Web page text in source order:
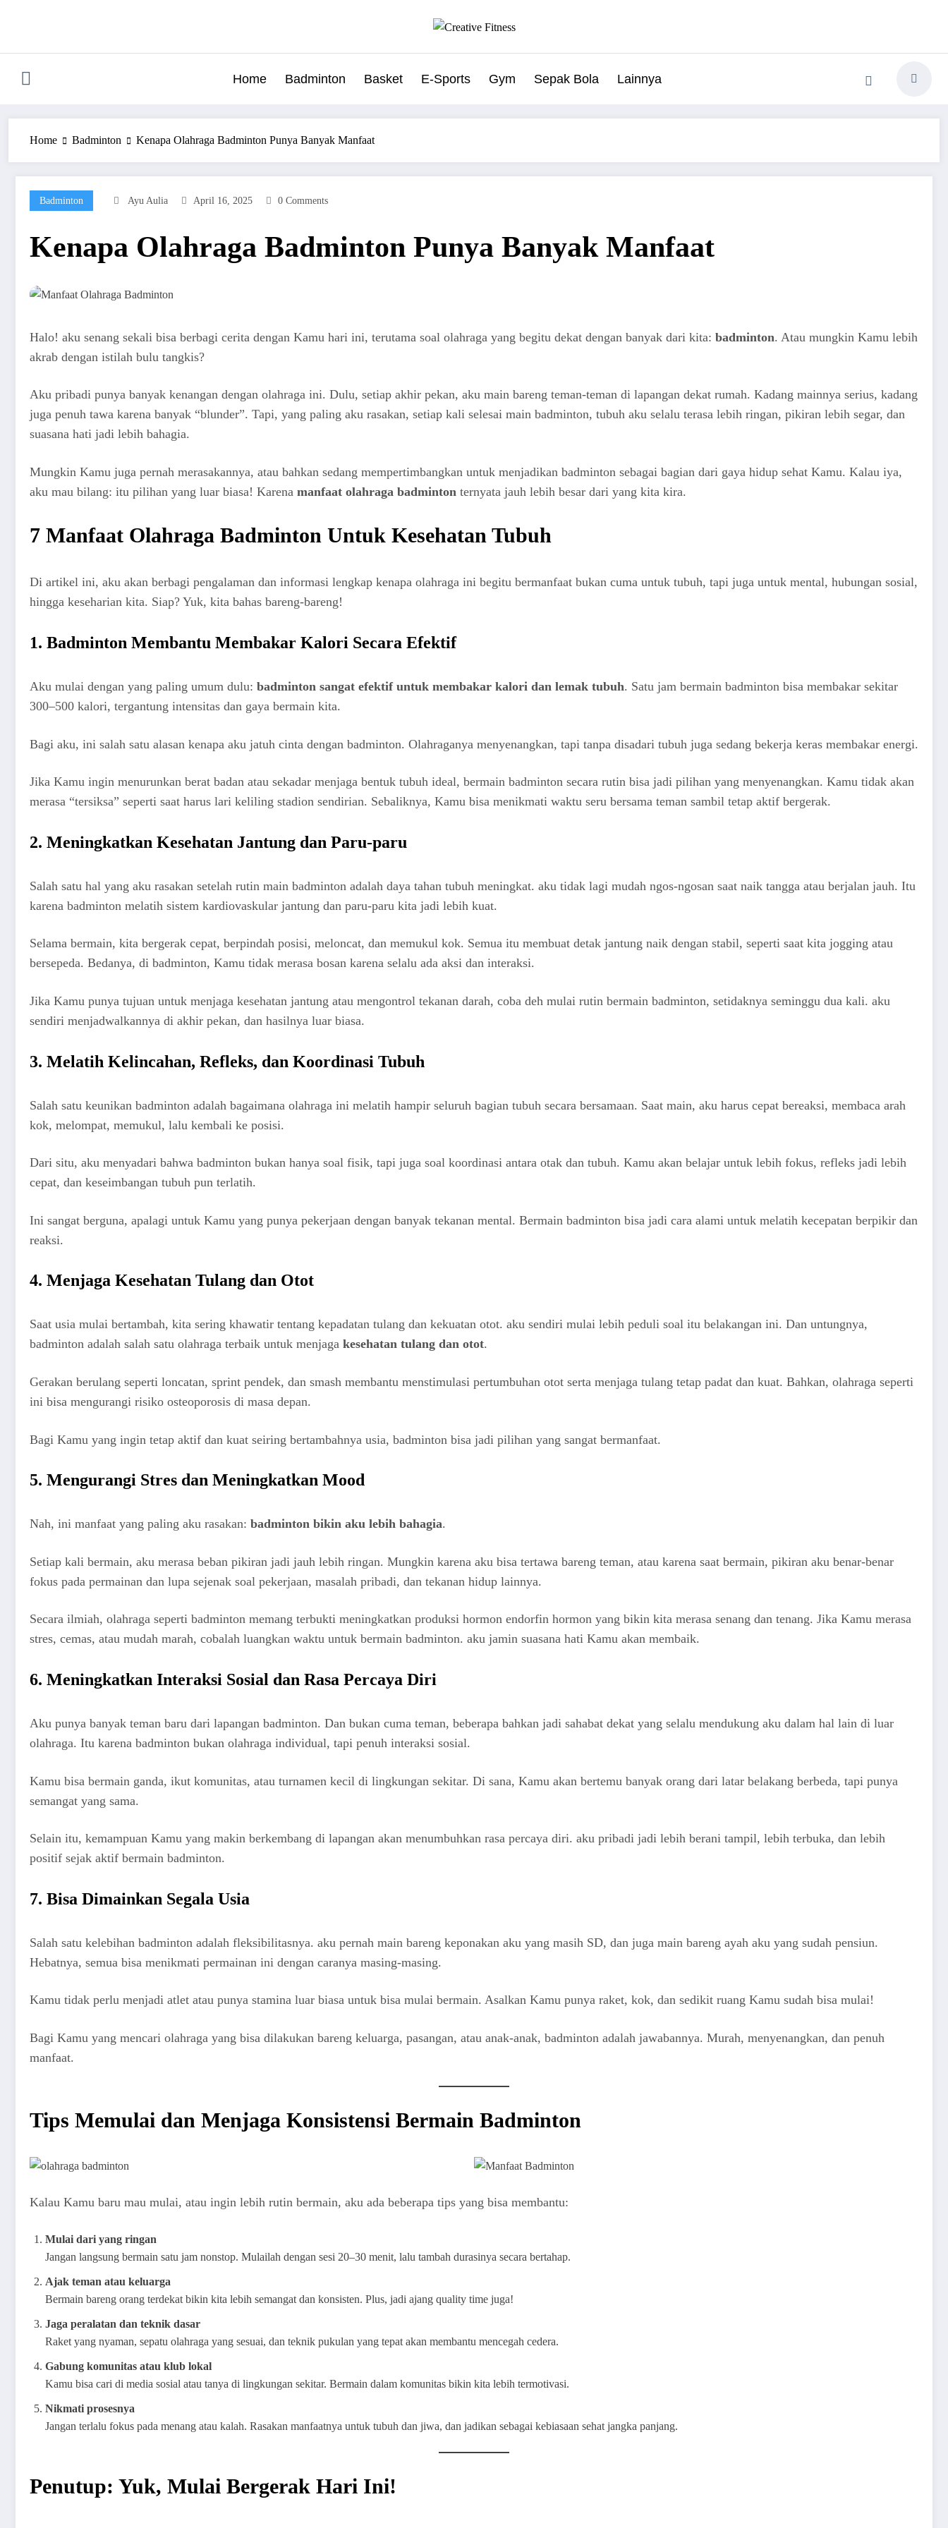
Home Badminton Basket E-Sports Gym Sepak Bola Lainnya
Home Badminton Kenapa Olahraga Badminton Punya Banyak Manfaat
Badminton Ayu Aulia April 16, 2025 0 Comments
Kenapa Olahraga Badminton Punya Banyak Manfaat
Halo! aku senang sekali bisa berbagi cerita dengan Kamu hari ini, terutama soal olahraga yang begitu dekat dengan banyak dari kita: badminton. Atau mungkin Kamu lebih
akrab dengan istilah bulu tangkis?
Aku pribadi punya banyak kenangan dengan olahraga ini. Dulu, setiap akhir pekan, aku main bareng teman-teman di lapangan dekat rumah. Kadang mainnya serius, kadang
juga penuh tawa karena banyak “blunder”. Tapi, yang paling aku rasakan, setiap kali selesai main badminton, tubuh aku selalu terasa lebih ringan, pikiran lebih segar, dan
suasana hati jadi lebih bahagia.
Mungkin Kamu juga pernah merasakannya, atau bahkan sedang mempertimbangkan untuk menjadikan badminton sebagai bagian dari gaya hidup sehat Kamu. Kalau iya,
aku mau bilang: itu pilihan yang luar biasa! Karena manfaat olahraga badminton ternyata jauh lebih besar dari yang kita kira.
7 Manfaat Olahraga Badminton Untuk Kesehatan Tubuh
Di artikel ini, aku akan berbagi pengalaman dan informasi lengkap kenapa olahraga ini begitu bermanfaat bukan cuma untuk tubuh, tapi juga untuk mental, hubungan sosial,
hingga keseharian kita. Siap? Yuk, kita bahas bareng-bareng!
1. Badminton Membantu Membakar Kalori Secara Efektif
Aku mulai dengan yang paling umum dulu: badminton sangat efektif untuk membakar kalori dan lemak tubuh. Satu jam bermain badminton bisa membakar sekitar
300–500 kalori, tergantung intensitas dan gaya bermain kita.
Bagi aku, ini salah satu alasan kenapa aku jatuh cinta dengan badminton. Olahraganya menyenangkan, tapi tanpa disadari tubuh juga sedang bekerja keras membakar energi.
Jika Kamu ingin menurunkan berat badan atau sekadar menjaga bentuk tubuh ideal, bermain badminton secara rutin bisa jadi pilihan yang menyenangkan. Kamu tidak akan
merasa “tersiksa” seperti saat harus lari keliling stadion sendirian. Sebaliknya, Kamu bisa menikmati waktu seru bersama teman sambil tetap aktif bergerak.
2. Meningkatkan Kesehatan Jantung dan Paru-paru
Salah satu hal yang aku rasakan setelah rutin main badminton adalah daya tahan tubuh meningkat. aku tidak lagi mudah ngos-ngosan saat naik tangga atau berjalan jauh. Itu
karena badminton melatih sistem kardiovaskular jantung dan paru-paru kita jadi lebih kuat.
Selama bermain, kita bergerak cepat, berpindah posisi, meloncat, dan memukul kok. Semua itu membuat detak jantung naik dengan stabil, seperti saat kita jogging atau
bersepeda. Bedanya, di badminton, Kamu tidak merasa bosan karena selalu ada aksi dan interaksi.
Jika Kamu punya tujuan untuk menjaga kesehatan jantung atau mengontrol tekanan darah, coba deh mulai rutin bermain badminton, setidaknya seminggu dua kali. aku
sendiri menjadwalkannya di akhir pekan, dan hasilnya luar biasa.
3. Melatih Kelincahan, Refleks, dan Koordinasi Tubuh
Salah satu keunikan badminton adalah bagaimana olahraga ini melatih hampir seluruh bagian tubuh secara bersamaan. Saat main, aku harus cepat bereaksi, membaca arah
kok, melompat, memukul, lalu kembali ke posisi.
Dari situ, aku menyadari bahwa badminton bukan hanya soal fisik, tapi juga soal koordinasi antara otak dan tubuh. Kamu akan belajar untuk lebih fokus, refleks jadi lebih
cepat, dan keseimbangan tubuh pun terlatih.
Ini sangat berguna, apalagi untuk Kamu yang punya pekerjaan dengan banyak tekanan mental. Bermain badminton bisa jadi cara alami untuk melatih kecepatan berpikir dan
reaksi.
4. Menjaga Kesehatan Tulang dan Otot
Saat usia mulai bertambah, kita sering khawatir tentang kepadatan tulang dan kekuatan otot. aku sendiri mulai lebih peduli soal itu belakangan ini. Dan untungnya,
badminton adalah salah satu olahraga terbaik untuk menjaga kesehatan tulang dan otot.
Gerakan berulang seperti loncatan, sprint pendek, dan smash membantu menstimulasi pertumbuhan otot serta menjaga tulang tetap padat dan kuat. Bahkan, olahraga seperti
ini bisa mengurangi risiko osteoporosis di masa depan.
Bagi Kamu yang ingin tetap aktif dan kuat seiring bertambahnya usia, badminton bisa jadi pilihan yang sangat bermanfaat.
5. Mengurangi Stres dan Meningkatkan Mood
Nah, ini manfaat yang paling aku rasakan: badminton bikin aku lebih bahagia.
Setiap kali bermain, aku merasa beban pikiran jadi jauh lebih ringan. Mungkin karena aku bisa tertawa bareng teman, atau karena saat bermain, pikiran aku benar-benar
fokus pada permainan dan lupa sejenak soal pekerjaan, masalah pribadi, dan tekanan hidup lainnya.
Secara ilmiah, olahraga seperti badminton memang terbukti meningkatkan produksi hormon endorfin hormon yang bikin kita merasa senang dan tenang. Jika Kamu merasa
stres, cemas, atau mudah marah, cobalah luangkan waktu untuk bermain badminton. aku jamin suasana hati Kamu akan membaik.
6. Meningkatkan Interaksi Sosial dan Rasa Percaya Diri
Aku punya banyak teman baru dari lapangan badminton. Dan bukan cuma teman, beberapa bahkan jadi sahabat dekat yang selalu mendukung aku dalam hal lain di luar
olahraga. Itu karena badminton bukan olahraga individual, tapi penuh interaksi sosial.
Kamu bisa bermain ganda, ikut komunitas, atau turnamen kecil di lingkungan sekitar. Di sana, Kamu akan bertemu banyak orang dari latar belakang berbeda, tapi punya
semangat yang sama.
Selain itu, kemampuan Kamu yang makin berkembang di lapangan akan menumbuhkan rasa percaya diri. aku pribadi jadi lebih berani tampil, lebih terbuka, dan lebih
positif sejak aktif bermain badminton.
7. Bisa Dimainkan Segala Usia
Salah satu kelebihan badminton adalah fleksibilitasnya. aku pernah main bareng keponakan aku yang masih SD, dan juga main bareng ayah aku yang sudah pensiun.
Hebatnya, semua bisa menikmati permainan ini dengan caranya masing-masing.
Kamu tidak perlu menjadi atlet atau punya stamina luar biasa untuk bisa mulai bermain. Asalkan Kamu punya raket, kok, dan sedikit ruang Kamu sudah bisa mulai!
Bagi Kamu yang mencari olahraga yang bisa dilakukan bareng keluarga, pasangan, atau anak-anak, badminton adalah jawabannya. Murah, menyenangkan, dan penuh
manfaat.
Tips Memulai dan Menjaga Konsistensi Bermain Badminton
Kalau Kamu baru mau mulai, atau ingin lebih rutin bermain, aku ada beberapa tips yang bisa membantu:
Mulai dari yang ringan
Jangan langsung bermain satu jam nonstop. Mulailah dengan sesi 20–30 menit, lalu tambah durasinya secara bertahap.
Ajak teman atau keluarga
Bermain bareng orang terdekat bikin kita lebih semangat dan konsisten. Plus, jadi ajang quality time juga!
Jaga peralatan dan teknik dasar
Raket yang nyaman, sepatu olahraga yang sesuai, dan teknik pukulan yang tepat akan membantu mencegah cedera.
Gabung komunitas atau klub lokal
Kamu bisa cari di media sosial atau tanya di lingkungan sekitar. Bermain dalam komunitas bikin kita lebih termotivasi.
Nikmati prosesnya
Jangan terlalu fokus pada menang atau kalah. Rasakan manfaatnya untuk tubuh dan jiwa, dan jadikan sebagai kebiasaan sehat jangka panjang.
Penutup: Yuk, Mulai Bergerak Hari Ini!